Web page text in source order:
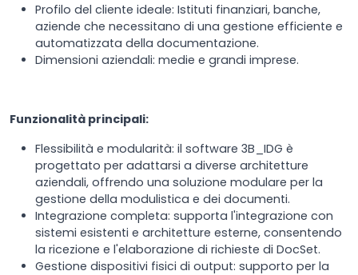
Profilo del cliente ideale: Istituti finanziari, banche,
aziende che necessitano di una gestione efficiente e
automatizzata della documentazione.
Dimensioni aziendali: medie e grandi imprese.
Funzionalità principali:
Flessibilità e modularità: il software 3B_IDG è
progettato per adattarsi a diverse architetture
aziendali, offrendo una soluzione modulare per la
gestione della modulistica e dei documenti.
Integrazione completa: supporta l'integrazione con
sistemi esistenti e architetture esterne, consentendo
la ricezione e l'elaborazione di richieste di DocSet.
Gestione dispositivi fisici di output: supporto per la